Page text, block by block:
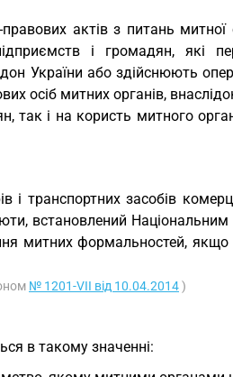
актів з питань
і громадян, які
України або здійснюють
осіб митних органів,
так і на користь митного
транспортних засобів
встановлений
митних формальностей, якщо
№ 1201-VII від 10.04.2014)
в такому значенні: